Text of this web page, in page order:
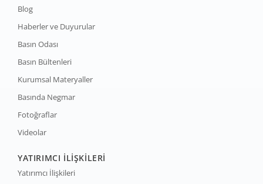
Blog
Haberler ve Duyurular
Basın Odası
Basın Bültenleri
Kurumsal Materyaller
Basında Negmar
Fotoğraflar
Videolar
YATIRIMCI İLİŞKİLERİ
Yatırımcı İlişkileri